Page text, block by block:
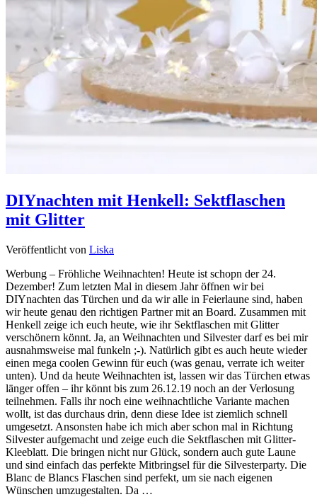
DIYnachten mit Henkell: Sektflaschen
mit Glitter
Veröffentlicht von Liska
Werbung – Fröhliche Weihnachten! Heute ist schopn der 24.
Dezember! Zum letzten Mal in diesem Jahr öffnen wir bei
DIYnachten das Türchen und da wir alle in Feierlaune sind, haben
wir heute genau den richtigen Partner mit an Board. Zusammen mit
Henkell zeige ich euch heute, wie ihr Sektflaschen mit Glitter
verschönern könnt. Ja, an Weihnachten und Silvester darf es bei mir
ausnahmsweise mal funkeln ;-). Natürlich gibt es auch heute wieder
einen mega coolen Gewinn für euch (was genau, verrate ich weiter
unten). Und da heute Weihnachten ist, lassen wir das Türchen etwas
länger offen – ihr könnt bis zum 26.12.19 noch an der Verlosung
teilnehmen. Falls ihr noch eine weihnachtliche Variante machen
wollt, ist das durchaus drin, denn diese Idee ist ziemlich schnell
umgesetzt. Ansonsten habe ich mich aber schon mal in Richtung
Silvester aufgemacht und zeige euch die Sektflaschen mit Glitter-
Kleeblatt. Die bringen nicht nur Glück, sondern auch gute Laune
und sind einfach das perfekte Mitbringsel für die Silvesterparty. Die
Blanc de Blancs Flaschen sind perfekt, um sie nach eigenen
Wünschen umzugestalten. Da …